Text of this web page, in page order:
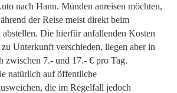
nach Hann. Münden anreisen möchten,
der Reise meist direkt beim
abstellen. Die hierfür anfallenden Kosten
Unterkunft verschieden, liegen aber in
zwischen 7.- und 17.- € pro Tag.
natürlich auf öffentliche
die im Regelfall jedoch